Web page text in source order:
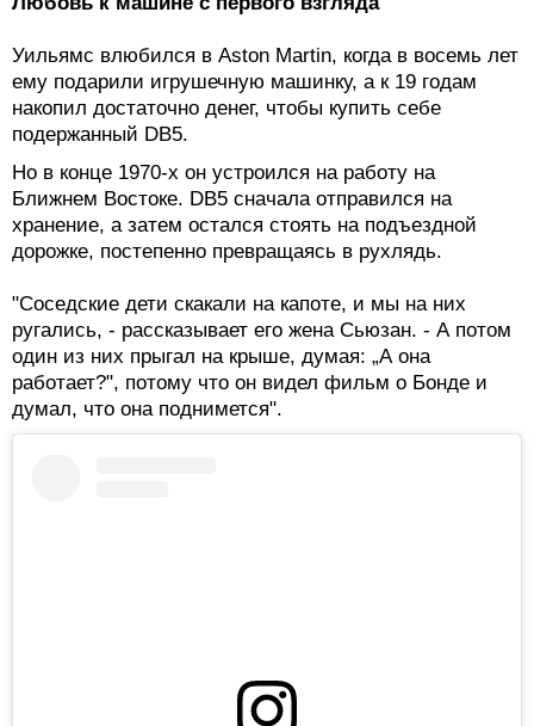
Уильямс влюбился в Aston Martin, когда в восемь лет
ему подарили игрушечную машинку, а к 19 годам
накопил достаточно денег, чтобы купить себе
подержанный DB5.
Но в конце 1970-х он устроился на работу на
Ближнем Востоке. DB5 сначала отправился на
хранение, а затем остался стоять на подъездной
дорожке, постепенно превращаясь в рухлядь.
"Соседские дети скакали на капоте, и мы на них
ругались, - рассказывает его жена Сьюзан. - А потом
один из них прыгал на крыше, думая: „А она
работает?", потому что он видел фильм о Бонде и
думал, что она поднимется".